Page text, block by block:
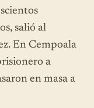
salió al
En Cempoala
a
en masa a